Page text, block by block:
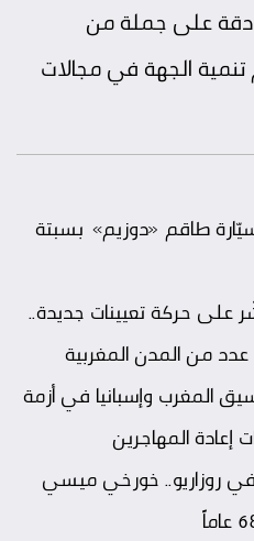
على جملة من
تنمية الجهة في مجالات
طاقم «دوزيم» بسبتة
حركة تعيينات جديدة..
المغرب وإسبانيا في أزمة
إعادة المهاجرين
روزاريو.. خورخي ميسي